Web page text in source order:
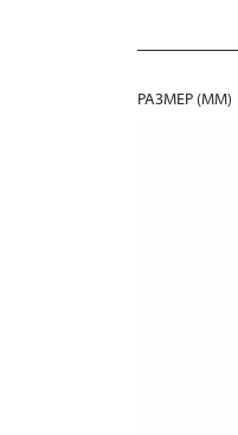
РАЗМЕР (MM)